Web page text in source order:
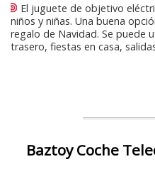
El juguete de objetivo
niños y niñas. Una buena
regalo de Navidad. Se puede
trasero, fiestas en casa,
Baztoy Coche